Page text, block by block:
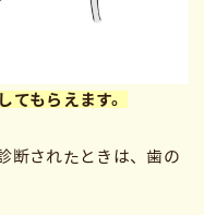
てもらえます。
断されたときは、歯の